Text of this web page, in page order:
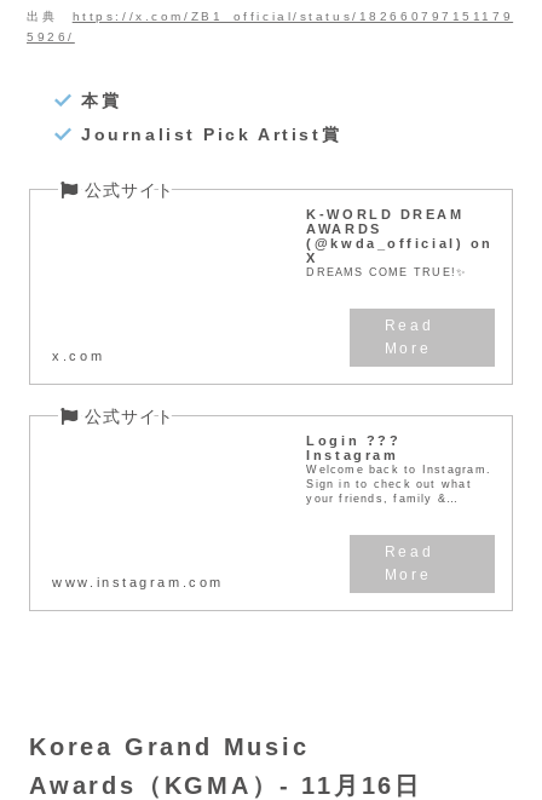
出典 https://x.com/ZB1_official/status/182660797151179
5926/
本賞
Journalist Pick Artist賞
K-WORLD DREAM
AWARDS
(@kwda_official) on
X
DREAMS COME TRUE!✨
x.com
Login ???
Instagram
Welcome back to Instagram.
Sign in to check out what
your friends, family &
www.instagram.com
Korea Grand Music
Awards（KGMA）- 11月16日